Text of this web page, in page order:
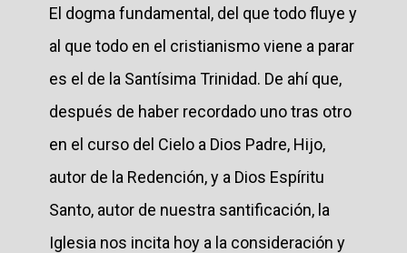
El dogma fundamental, del que todo fluye y
al que todo en el cristianismo viene a parar
es el de la Santísima Trinidad. De ahí que,
después de haber recordado uno tras otro
en el curso del Cielo a Dios Padre, Hijo,
autor de la Redención, y a Dios Espíritu
Santo, autor de nuestra santificación, la
Iglesia nos incita hoy a la consideración y